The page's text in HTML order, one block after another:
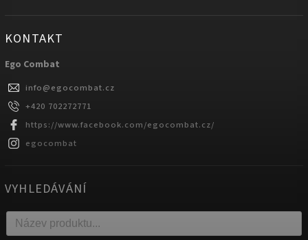
KONTAKT
Ego Combat
info@egocombat.cz
+420 702272771
https://www.facebook.com/egocombat.cz/
egocombat
VYHLEDÁVÁNÍ